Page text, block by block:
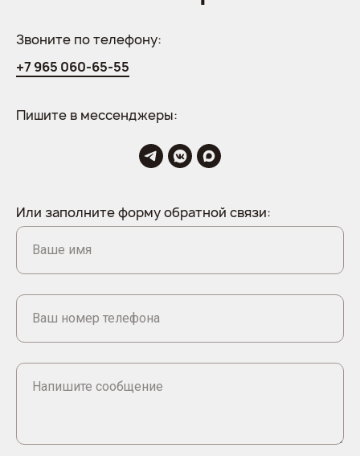
Звоните по телефону:
+7 965 060-65-55
Пишите в мессенджеры:
Или заполните форму обратной связи:
Ваше имя
Ваш номер телефона
Напишите сообщение